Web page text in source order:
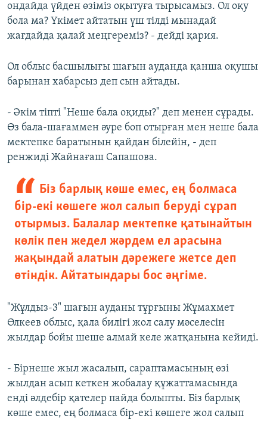
ондайда үйден өзіміз оқытуға тырысамыз. Ол оқу
бола ма? Үкімет айтатын үш тілді мынадай
жағдайда қалай меңгереміз? - дейді қария.
Ол облыс басшылығы шағын ауданда қанша оқушы
барынан хабарсыз деп сын айтады.
- Әкім тіпті "Неше бала оқиды?" деп менен сұрады.
Өз бала-шағаммен әуре боп отырған мен неше бала
мектепке баратынын қайдан білейін, - деп
ренжиді Жайнағаш Сапашова.
Біз барлық көше емес, ең болмаса
бір-екі көшеге жол салып беруді сұрап
отырмыз. Балалар мектепке қатынайтын
көлік пен жедел жәрдем ел арасына
жақындай алатын дәрежеге жетсе деп
өтіндік. Айтатындары бос әңгіме.
"Жұлдыз-3" шағын ауданы тұрғыны Жұмахмет
Өлкеев облыс, қала билігі жол салу мәселесін
жылдар бойы шеше алмай келе жатқанына кейиді.
- Бірнеше жыл жасалып, сараптамасының өзі
жылдан асып кеткен жобалау құжаттамасында
енді әлдебір қателер пайда болыпты. Біз барлық
көше емес, ең болмаса бір-екі көшеге жол салып